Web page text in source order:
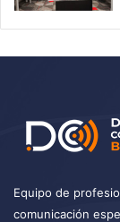
Equipo de
comunicación